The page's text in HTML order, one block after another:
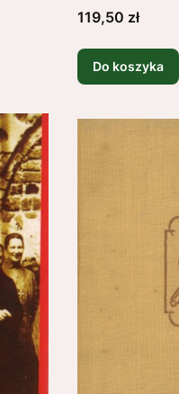
Cena
119,50 zł
Do koszyka